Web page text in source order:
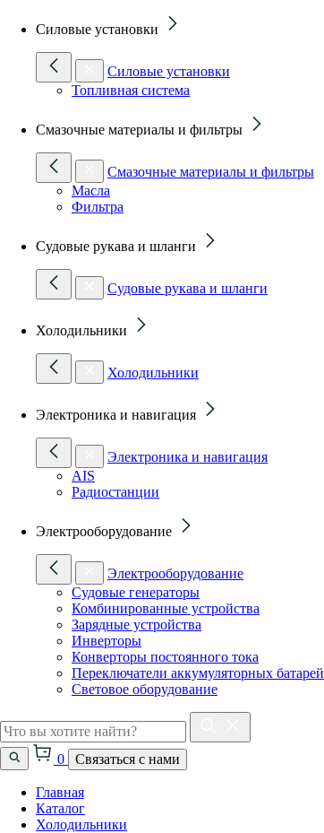
Силовые установки
Силовые установки
Топливная система
Смазочные материалы и фильтры
Смазочные материалы и фильтры
Масла
Фильтра
Судовые рукава и шланги
Судовые рукава и шланги
Холодильники
Холодильники
Электроника и навигация
Электроника и навигация
AIS
Радиостанции
Электрооборудование
Электрооборудование
Судовые генераторы
Комбинированные устройства
Зарядные устройства
Инверторы
Конверторы постоянного тока
Переключатели аккумуляторных батарей
Световое оборудование
0 Связаться с нами
Главная
Каталог
Холодильники